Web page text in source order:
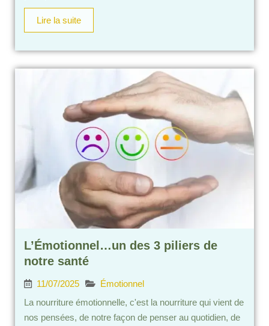
Lire la suite
L’Émotionnel…un des 3 piliers de
notre santé
11/07/2025
Émotionnel
La nourriture émotionnelle, c'est la nourriture qui vient de
nos pensées, de notre façon de penser au quotidien, de